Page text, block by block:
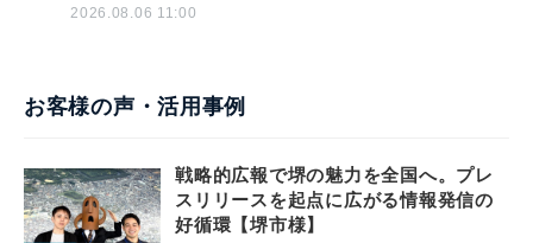
2026.08.06 11:00
お客様の声・活用事例
戦略的広報で堺の魅力を全国へ。プレ
スリリースを起点に広がる情報発信の
好循環【堺市様】